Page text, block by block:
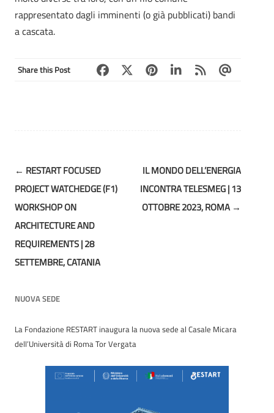
rappresentato dagli imminenti (o già pubblicati) bandi
a cascata.
Share this Post
Post
navigation
← RESTART FOCUSED
PROJECT WATCHEDGE (F1)
WORKSHOP ON
ARCHITECTURE AND
REQUIREMENTS | 28
SETTEMBRE, CATANIA
IL MONDO DELL’ENERGIA
INCONTRA TELESMEG | 13
OTTOBRE 2023, ROMA →
NUOVA SEDE
La Fondazione RESTART inaugura la nuova sede al Casale Micara
dell’Università di Roma Tor Vergata